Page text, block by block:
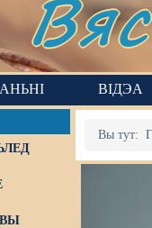
ВІДЭА
Вы тут: